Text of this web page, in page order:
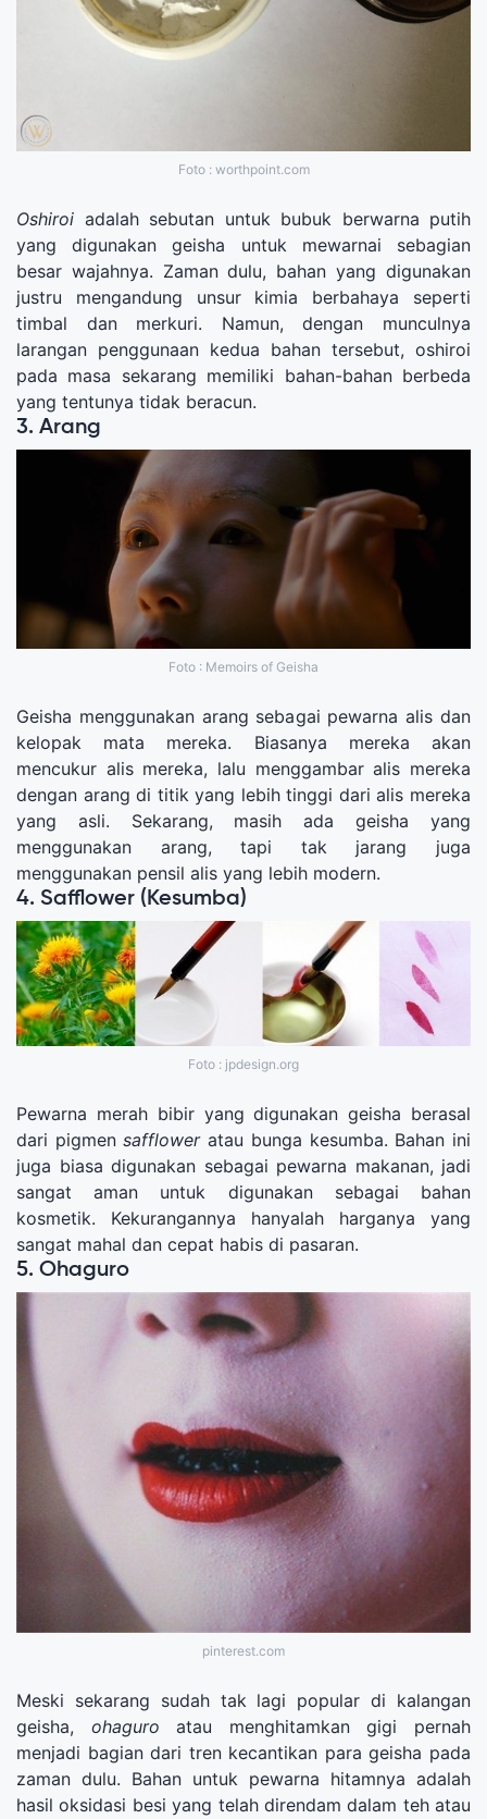
Foto : worthpoint.com
Oshiroi adalah sebutan untuk bubuk berwarna putih
yang digunakan geisha untuk mewarnai sebagian
besar wajahnya. Zaman dulu, bahan yang digunakan
justru mengandung unsur kimia berbahaya seperti
timbal dan merkuri. Namun, dengan munculnya
larangan penggunaan kedua bahan tersebut, oshiroi
pada masa sekarang memiliki bahan-bahan berbeda
yang tentunya tidak beracun.
3. Arang
Foto : Memoirs of Geisha
Geisha menggunakan arang sebagai pewarna alis dan
kelopak mata mereka. Biasanya mereka akan
mencukur alis mereka, lalu menggambar alis mereka
dengan arang di titik yang lebih tinggi dari alis mereka
yang asli. Sekarang, masih ada geisha yang
menggunakan arang, tapi tak jarang juga
menggunakan pensil alis yang lebih modern.
4. Safflower (Kesumba)
Foto : jpdesign.org
Pewarna merah bibir yang digunakan geisha berasal
dari pigmensaffloweratau bunga kesumba. Bahan ini
juga biasa digunakan sebagai pewarna makanan, jadi
sangat aman untuk digunakan sebagai bahan
kosmetik. Kekurangannya hanyalah harganya yang
sangat mahal dan cepat habis di pasaran.
5. Ohaguro
pinterest.com
Meski sekarang sudah tak lagi popular di kalangan
geisha, ohaguro atau menghitamkan gigi pernah
menjadi bagian dari tren kecantikan para geisha pada
zaman dulu. Bahan untuk pewarna hitamnya adalah
hasil oksidasi besi yang telah direndam dalam teh atau